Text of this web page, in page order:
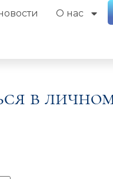
О нас
в